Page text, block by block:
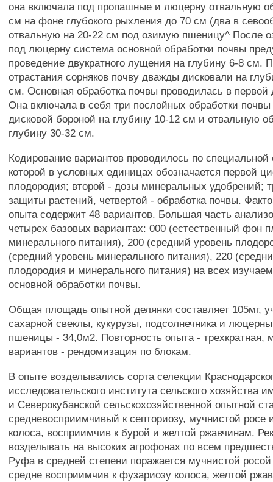
она включала под пропашные и люцерну отвальную
см на фоне глубокого рыхления до 70 см (два в
отвальную на 20-22 см под озимую пшеницу^ После
под люцерну система основной обработки почвы
проведение двукратного лущения на глубину 6-8 см.
отрастания сорняков почву дважды дисковали на
см. Основная обработка почвы проводилась в первой
Она включала в себя три послойных обработки
дисковой бороной на глубину 10-12 см и отвальную
глубину 30-32 см.
Кодирование вариантов проводилось по
которой в условных единицах обозначается первой
плодородия; второй - дозы минеральных удобрений;
защиты растений, четвертой - обработка почвы.
опыта содержит 48 вариантов. Большая часть
четырех базовых вариантах: 000 (естественный фон
минерального питания), 200 (средний уровень
(средний уровень минерального питания), 220
плодородия и минерального питания) на всех
основной обработки почвы.
Общая площадь опытной делянки составляет 105мг,
сахарной свеклы, кукурузы, подсолнечника и
пшеницы - 34,0м2. Повторность опыта - трехкратная,
вариантов - рендомизация по блокам.
В опыте возделывались сорта селекции
исследовательского института сельского хозяйства
и Северокубанской сельскохозяйственной опытной
средневосприимчивый к септориозу, мучнистой росе
колоса, восприимчив к бурой и желтой ржавчинам.
возделывать на высоких агрофонах по всем
Руфа в средней степени поражается мучнистой
средне восприимчив к фузариозу колоса, желтой